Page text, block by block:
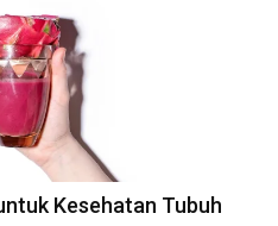
Kesehatan Tubuh